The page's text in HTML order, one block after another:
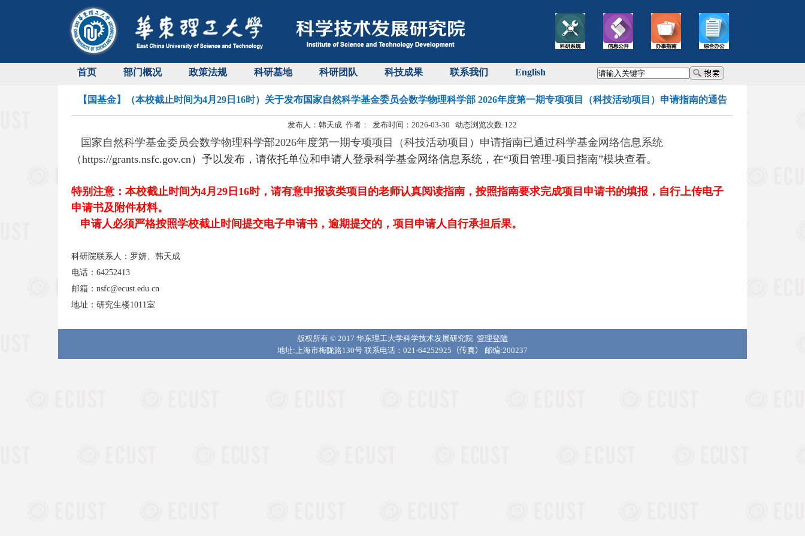
首页 部门概况 政策法规 科研基地 科研团队 科技成果 联系我们 English
【国基金】（本校截止时间为4月29日16时）关于发布国家自然科学基金委员会数学物理科学部 2026年度第一期专项项目（科技活动项目）申请指南的通告
发布人：韩天成 作者： 发布时间：2026-03-30 动态浏览次数:122
国家自然科学基金委员会数学物理科学部2026年度第一期专项项目（科技活动项目）申请指南已通过科学基金网络信息系统
（https://grants.nsfc.gov.cn）予以发布，请依托单位和申请人登录科学基金网络信息系统，在“项目管理-项目指南”模块查看。
特别注意： 本校截止时间为4月29日16时， 请有意申报该类项目的老师认真阅读指南，按照指南要求完成项目申请书的填报，自行上传电子
申请书及附件材料。
申请人必须严格按照学校截止时间提交电子申请书，逾期提交的，项目申请人自行承担后果。
科研院联系人：罗妍、韩天成
电话：64252413
邮箱：nsfc@ecust.edu.cn
地址：研究生楼1011室
版权所有 © 2017 华东理工大学科学技术发展研究院 管理登陆
地址:上海市梅陇路130号 联系电话：021-64252925 （传真） 邮编:200237